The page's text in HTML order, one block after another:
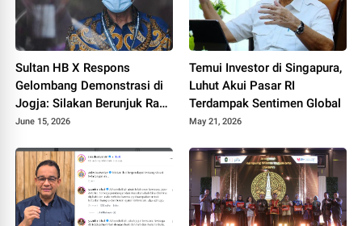
Sultan HB X Respons
Gelombang Demonstrasi di
Jogja: Silakan Berunjuk Rasa
Asal Tertib
June 15, 2026
Temui Investor di Singapura,
Luhut Akui Pasar RI
Terdampak Sentimen Global
May 21, 2026